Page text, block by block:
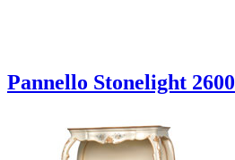
Pannello Stonelight 2600